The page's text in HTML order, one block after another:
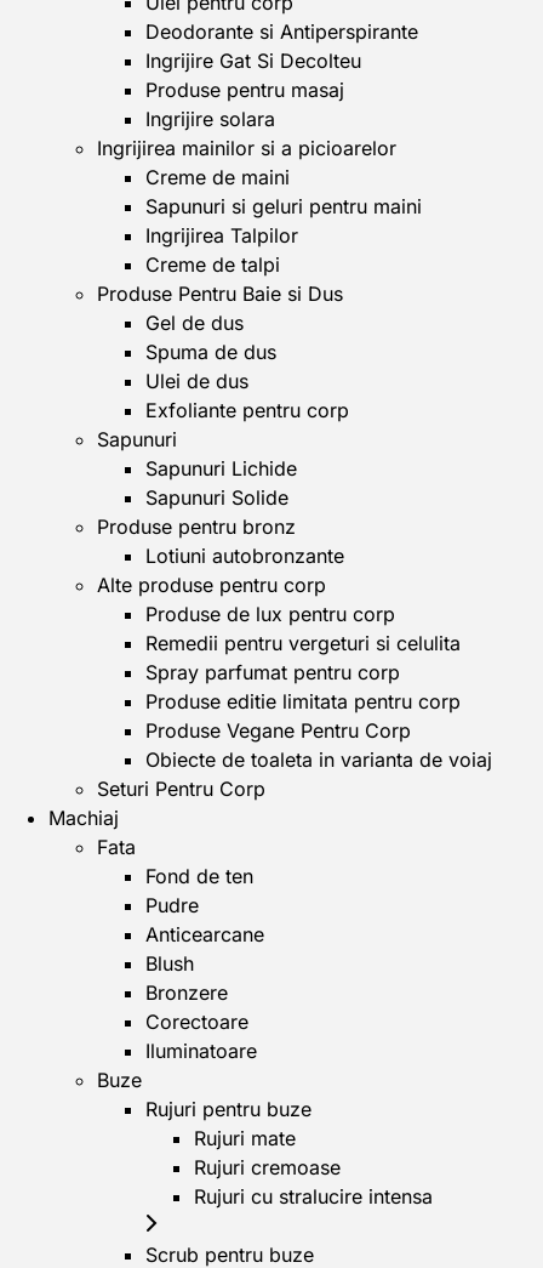
Deodorante si Antiperspirante
Ingrijire Gat Si Decolteu
Produse pentru masaj
Ingrijire solara
Ingrijirea mainilor si a picioarelor
Creme de maini
Sapunuri si geluri pentru maini
Ingrijirea Talpilor
Creme de talpi
Produse Pentru Baie si Dus
Gel de dus
Spuma de dus
Ulei de dus
Exfoliante pentru corp
Sapunuri
Sapunuri Lichide
Sapunuri Solide
Produse pentru bronz
Lotiuni autobronzante
Alte produse pentru corp
Produse de lux pentru corp
Remedii pentru vergeturi si celulita
Spray parfumat pentru corp
Produse editie limitata pentru corp
Produse Vegane Pentru Corp
Obiecte de toaleta in varianta de voiaj
Seturi Pentru Corp
Machiaj
Fata
Fond de ten
Pudre
Anticearcane
Blush
Bronzere
Corectoare
Iluminatoare
Buze
Rujuri pentru buze
Rujuri mate
Rujuri cremoase
Rujuri cu stralucire intensa
Scrub pentru buze